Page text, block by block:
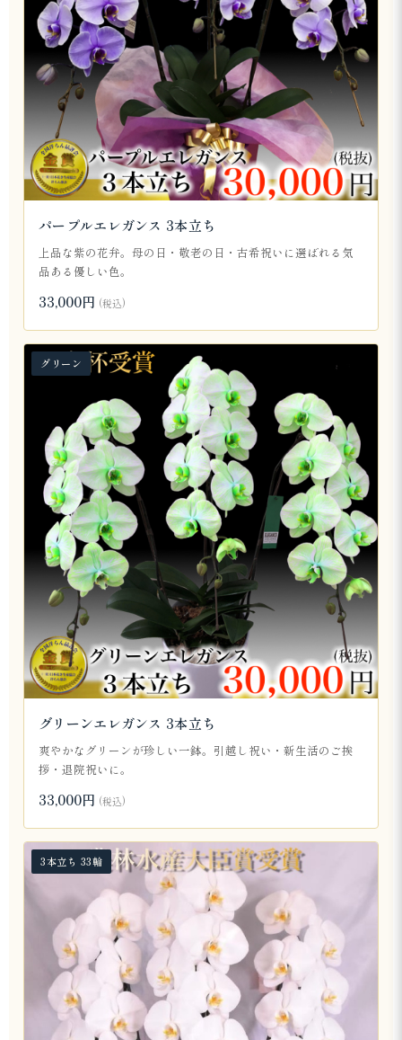
パープルエレガンス 3本立ち
上品な紫の花弁。母の日・敬老の日・古希祝いに選ばれる気
品ある優しい色。
33,000円 (税込)
グリーン
グリーンエレガンス 3本立ち
爽やかなグリーンが珍しい一鉢。引越し祝い・新生活のご挨
拶・退院祝いに。
33,000円 (税込)
3本立ち 33輪